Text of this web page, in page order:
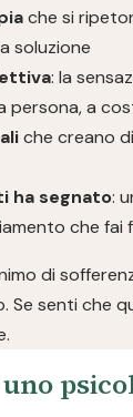
che si
soluzione
: la
persona, a
che creano
ha segnato:
che fai
di
Se senti che